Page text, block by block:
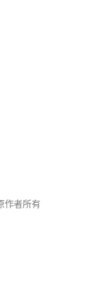
作者所有